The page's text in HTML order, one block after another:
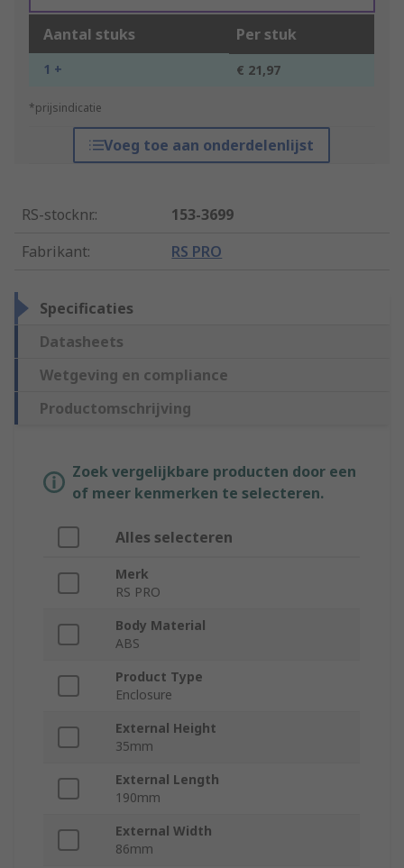
Aantal stuks Per stuk
1 + € 21,97
*prijsindicatie
Voeg toe aan onderdelenlijst
RS-stocknr.:
153-3699
Fabrikant: RS PRO
Specificaties
Datasheets
Wetgeving en compliance
Productomschrijving
Zoek vergelijkbare producten door een
of meer kenmerken te selecteren.
Alles selecteren
Merk
RS PRO
Body Material
ABS
Product Type
Enclosure
External Height
35mm
External Length
190mm
External Width
86mm